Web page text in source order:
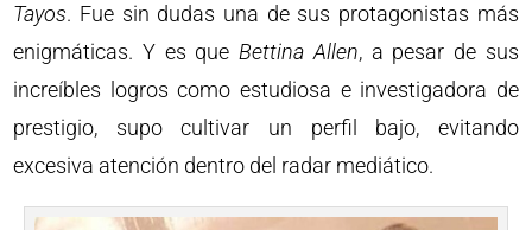
Tayos. Fue sin dudas una de sus protagonistas más
enigmáticas. Y es que Bettina Allen, a pesar de sus
increíbles logros como estudiosa e investigadora de
prestigio, supo cultivar un perfil bajo, evitando
excesiva atención dentro del radar mediático.